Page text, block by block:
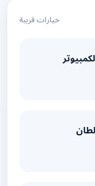
خيارات قريبة